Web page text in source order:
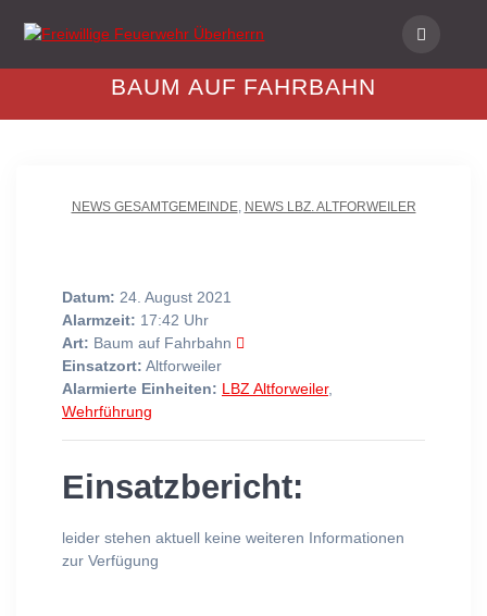
to
BAUM AUF FAHRBAHN
NEWS GESAMTGEMEINDE, NEWS LBZ. ALTFORWEILER
Datum: 24. August 2021
Alarmzeit: 17:42 Uhr
Art: Baum auf Fahrbahn
Einsatzort: Altforweiler
Alarmierte Einheiten: LBZ Altforweiler,
Wehrführung
Einsatzbericht:
leider stehen aktuell keine weiteren Informationen
zur Verfügung